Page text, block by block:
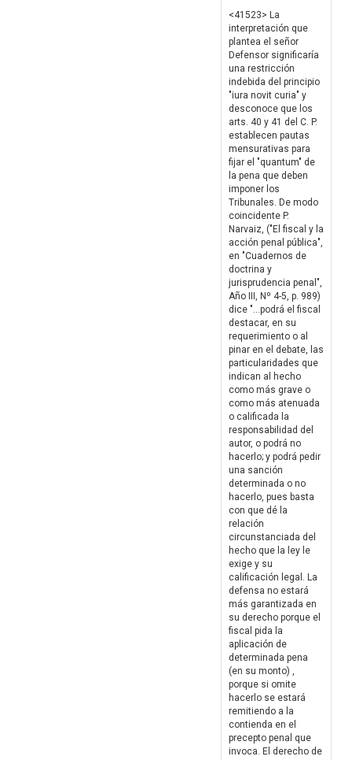
<41523> La
interpretación que
plantea el señor
Defensor significaría
una restricción
indebida del principio
"iura novit curia" y
desconoce que los
arts. 40 y 41 del C. P.
establecen pautas
mensurativas para
fijar el "quantum" de
la pena que deben
imponer los
Tribunales. De modo
coincidente P.
Narvaiz, ("El fiscal y la
acción penal pública",
en "Cuadernos de
doctrina y
jurisprudencia penal",
Año III, Nº 4-5, p. 989)
dice "...podrá el fiscal
destacar, en su
requerimiento o al
pinar en el debate, las
particularidades que
indican al hecho
como más grave o
como más atenuada
o calificada la
responsabilidad del
autor, o podrá no
hacerlo; y podrá pedir
una sanción
determinada o no
hacerlo, pues basta
con que dé la
relación
circunstanciada del
hecho que la ley le
exige y su
calificación legal. La
defensa no estará
más garantizada en
su derecho porque el
fiscal pida la
aplicación de
determinada pena
(en su monto) ,
porque si omite
hacerlo se estará
remitiendo a la
contienda en el
precepto penal que
invoca. El derecho de